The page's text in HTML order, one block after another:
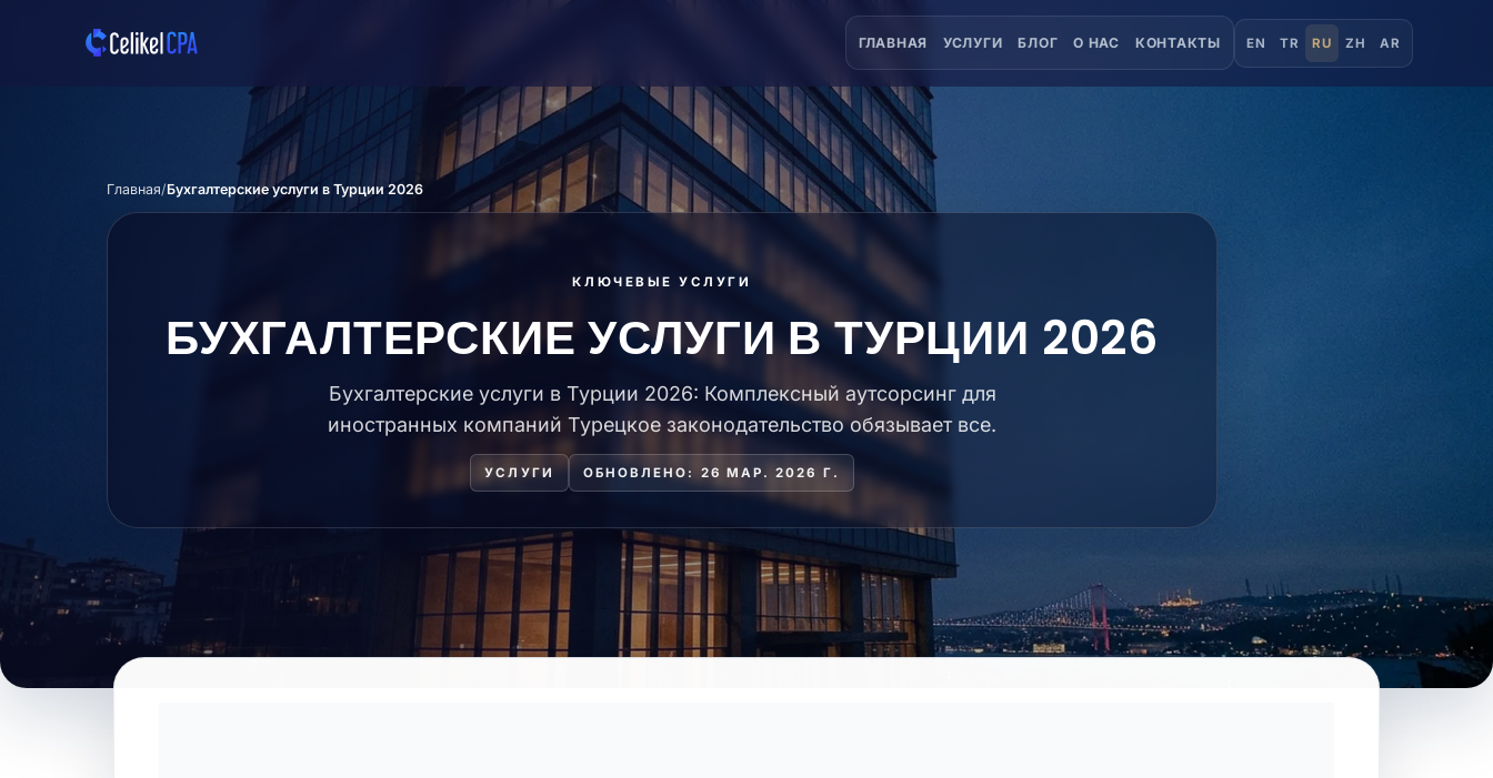
ГЛАВНАЯ УСЛУГИ БЛОГ О НАС КОНТАКТЫ EN TR RU ZH AR
Главная Бухгалтерские услуги в Турции 2026
КЛЮЧЕВЫЕ УСЛУГИ
БУХГАЛТЕРСКИЕ УСЛУГИ В ТУРЦИИ 2026
Бухгалтерские услуги в Турции 2026: Комплексный аутсорсинг для
иностранных компаний Турецкое законодательство обязывает все.
УСЛУГИ ОБНОВЛЕНО: 26 МАР. 2026 Г.